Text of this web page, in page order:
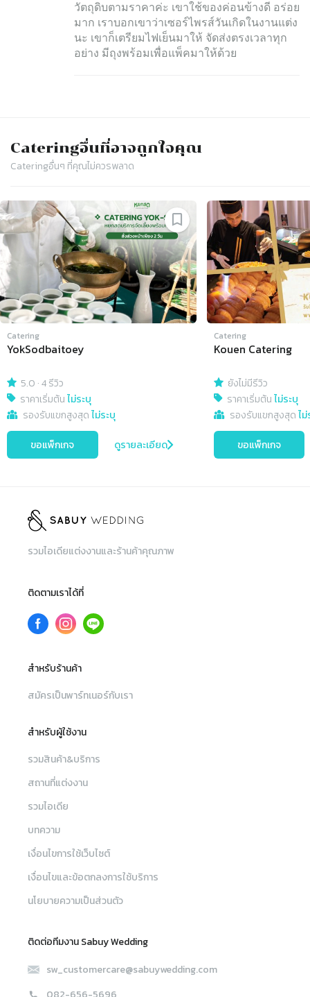
วัตถุดิบตามราคาค่ะ เขาใช้ของค่อนข้างดี อร่อย
มาก เราบอกเขาว่าเซอร์ไพรส์วันเกิดในงานแต่ง
นะ เขาก็เตรียมไฟเย็นมาให้ จัดส่งตรงเวลาทุก
อย่าง มีถุงพร้อมเพื่อแพ็คมาให้ด้วย
Cateringอื่นที่อาจถูกใจคุณ
Cateringอื่นๆ ที่คุณไม่ควรพลาด
Slide 1 of 4
Catering
YokSodbaitoey
5.0 ·4 รีวิว
ราคาเริ่มต้นไม่ระบุ
รองรับแขกสูงสุดไม่ระบุ
ขอแพ็กเกจ ดูรายละเอียด
Catering
Kouen Catering
ยังไม่มีรีวิว
ราคาเริ่มต้นไม่ระบุ
รองรับแขกสูงสุดไ
ขอแพ็กเกจ
รวมไอเดียแต่งงานและร้านค้าคุณภาพ
ติดตามเราได้ที่
สำหรับร้านค้า
สมัครเป็นพาร์ทเนอร์กับเรา
สำหรับผู้ใช้งาน
รวมสินค้า&บริการ
สถานที่แต่งงาน
รวมไอเดีย
บทความ
เงื่อนไขการใช้เว็บไซต์
เงื่อนไขและข้อตกลงการใช้บริการ
นโยบายความเป็นส่วนตัว
ติดต่อทีมงาน Sabuy Wedding
sw_customercare@sabuywedding.com